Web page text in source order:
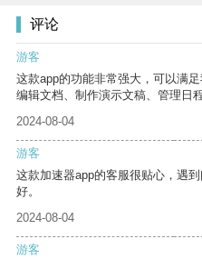
评论
游客
这款app的功能非常强大，可以满
编辑文档、制作演示文稿、管理日
2024-08-04
游客
这款加速器app的客服很贴心，遇
好。
2024-08-04
游客